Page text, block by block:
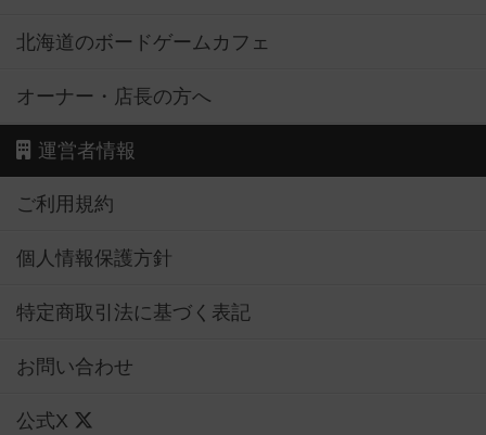
北海道のボードゲームカフェ
オーナー・店長の方へ
運営者情報
ご利用規約
個人情報保護方針
特定商取引法に基づく表記
お問い合わせ
公式X